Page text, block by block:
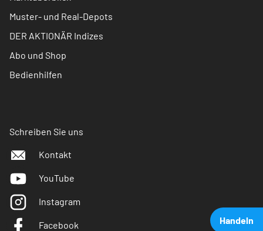
Handeln
Muster- und Real-Depots
DER AKTIONÄR Indizes
Abo und Shop
Bedienhilfen
Schreiben Sie uns
Kontakt
YouTube
Instagram
Facebook